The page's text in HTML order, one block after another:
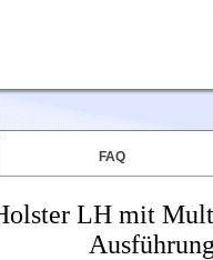
FAQ
LH mit